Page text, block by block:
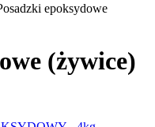
epoksydowe
(żywice)